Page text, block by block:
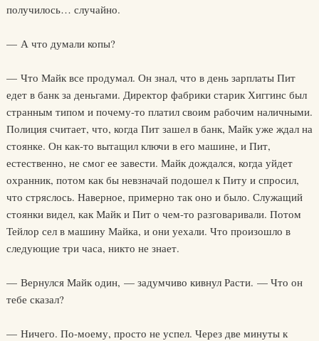
получилось… случайно.
— А что думали копы?
— Что Майк все продумал. Он знал, что в день зарплаты Пит
едет в банк за деньгами. Директор фабрики старик Хиггинс был
странным типом и почему-то платил своим рабочим наличными.
Полиция считает, что, когда Пит зашел в банк, Майк уже ждал на
стоянке. Он как-то вытащил ключи в его машине, и Пит,
естественно, не смог ее завести. Майк дождался, когда уйдет
охранник, потом как бы невзначай подошел к Питу и спросил,
что стряслось. Наверное, примерно так оно и было. Служащий
стоянки видел, как Майк и Пит о чем-то разговаривали. Потом
Тейлор сел в машину Майка, и они уехали. Что произошло в
следующие три часа, никто не знает.
— Вернулся Майк один, — задумчиво кивнул Расти. — Что он
тебе сказал?
— Ничего. По-моему, просто не успел. Через две минуты к